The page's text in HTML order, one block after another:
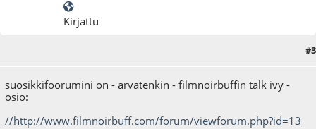
Kirjattu
#3
suosikkifoorumini on - arvatenkin - filmnoirbuffin talk ivy -
osio:
//http://www.filmnoirbuff.com/forum/viewforum.php?id=13